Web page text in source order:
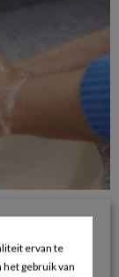
ervan te
gebruik van